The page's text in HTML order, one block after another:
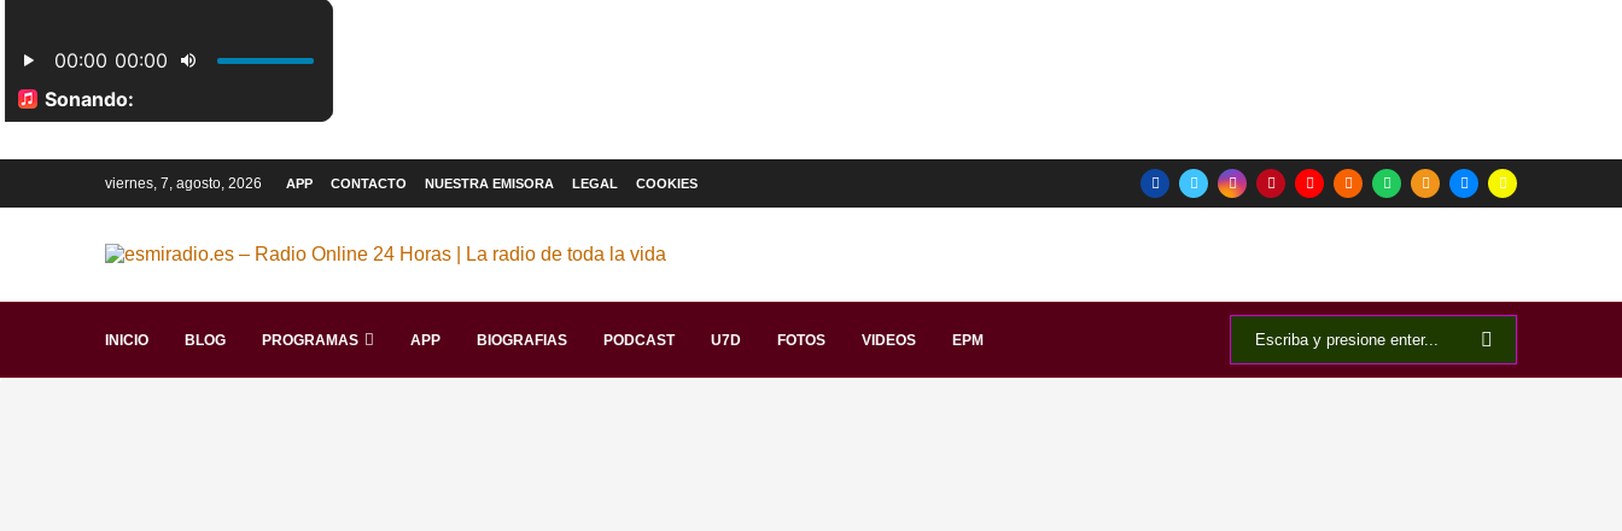
viernes, 7, agosto, 2026 APP CONTACTO NUESTRA EMISORA LEGAL COOKIES
INICIO BLOG PROGRAMAS APP BIOGRAFIAS PODCAST U7D FOTOS VIDEOS EPM